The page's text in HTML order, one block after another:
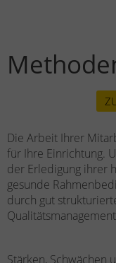
Die Arbeit Ihrer
für Ihre Einrichtung.
der Erledigung ihrer
gesunde
durch gut
Stärken, Schwächen